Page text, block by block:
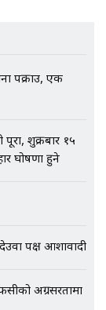
Lost |
पक्राउ, एक
पूरा, शुक्रबार १५
घोषणा हुने
पक्ष आशावादी
अग्रसरतामा